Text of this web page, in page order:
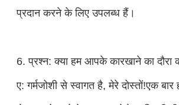
प्रदान करने के लिए उपलब्ध हैं।
6. प्रश्न: क्या हम आपके कारखाने का
ए: गर्मजोशी से स्वागत है, मेरे दोस्तों!एक